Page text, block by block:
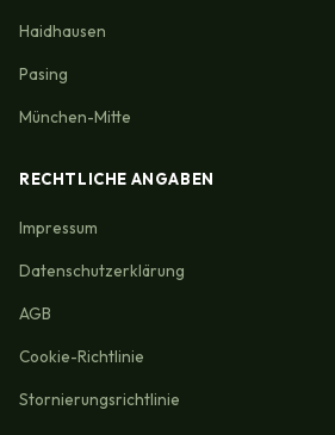
Haidhausen
Pasing
München-Mitte
RECHTLICHE ANGABEN
Impressum
Datenschutzerklärung
AGB
Cookie-Richtlinie
Stornierungsrichtlinie